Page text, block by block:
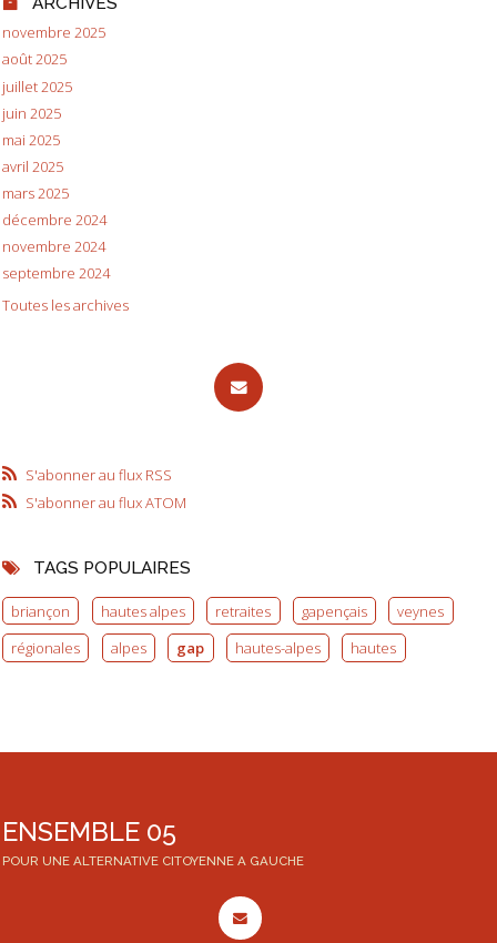
novembre 2025
août 2025
juillet 2025
juin 2025
mai 2025
avril 2025
mars 2025
décembre 2024
novembre 2024
septembre 2024
Toutes les archives
S'abonner au flux RSS
S'abonner au flux ATOM
TAGS POPULAIRES
briançon hautes alpes retraites gapençais
veynes
régionales
alpes gap hautes-alpes hautes
ENSEMBLE 05
POUR UNE ALTERNATIVE CITOYENNE A GAUCHE